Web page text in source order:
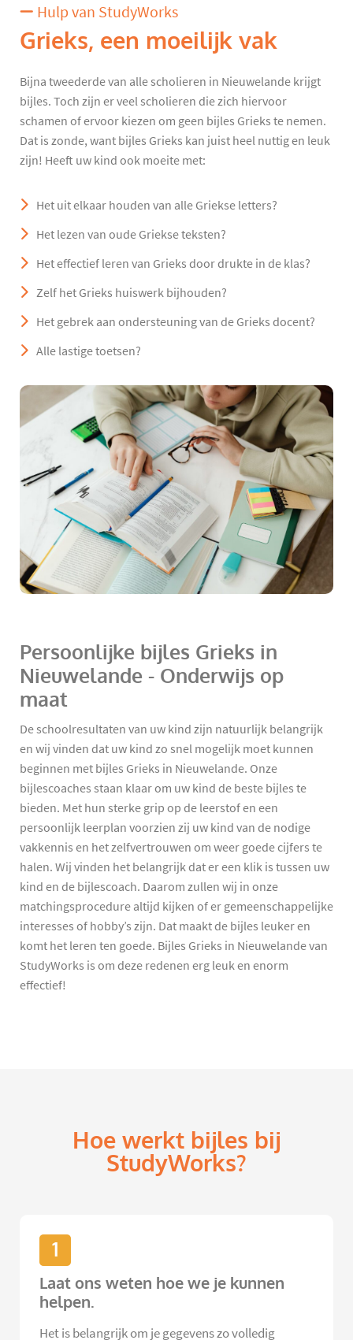
Hulp van StudyWorks
Grieks, een moeilijk vak
Bijna tweederde van alle scholieren in Nieuwelande krijgt
bijles. Toch zijn er veel scholieren die zich hiervoor
schamen of ervoor kiezen om geen bijles Grieks te nemen.
Dat is zonde, want bijles Grieks kan juist heel nuttig en leuk
zijn! Heeft uw kind ook moeite met:
Het uit elkaar houden van alle Griekse letters?
Het lezen van oude Griekse teksten?
Het effectief leren van Grieks door drukte in de klas?
Zelf het Grieks huiswerk bijhouden?
Het gebrek aan ondersteuning van de Grieks docent?
Alle lastige toetsen?
Persoonlijke bijles Grieks in
Nieuwelande - Onderwijs op
maat
De schoolresultaten van uw kind zijn natuurlijk belangrijk
en wij vinden dat uw kind zo snel mogelijk moet kunnen
beginnen met bijles Grieks in Nieuwelande. Onze
bijlescoaches staan klaar om uw kind de beste bijles te
bieden. Met hun sterke grip op de leerstof en een
persoonlijk leerplan voorzien zij uw kind van de nodige
vakkennis en het zelfvertrouwen om weer goede cijfers te
halen. Wij vinden het belangrijk dat er een klik is tussen uw
kind en de bijlescoach. Daarom zullen wij in onze
matchingsprocedure altijd kijken of er gemeenschappelijke
interesses of hobby’s zijn. Dat maakt de bijles leuker en
komt het leren ten goede. Bijles Grieks in Nieuwelande van
StudyWorks is om deze redenen erg leuk en enorm
effectief!
Hoe werkt bijles bij
StudyWorks?
1
Laat ons weten hoe we je kunnen
helpen.
Het is belangrijk om je gegevens zo volledig